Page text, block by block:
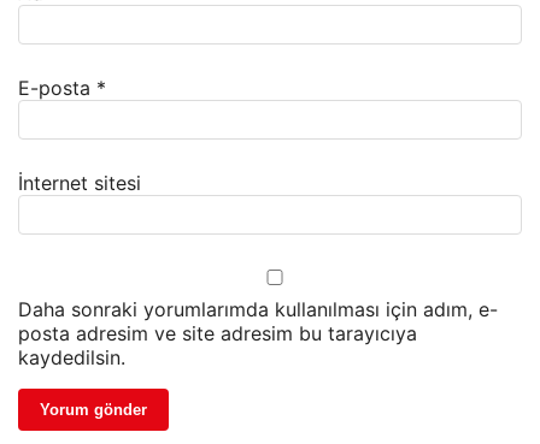
E-posta *
İnternet sitesi
Daha sonraki yorumlarımda kullanılması için adım, e-
posta adresim ve site adresim bu tarayıcıya
kaydedilsin.